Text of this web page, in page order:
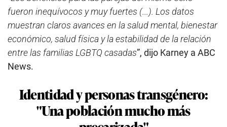
fueron inequívocos y muy fuertes (...). Los datos
muestran claros avances en la salud mental, bienestar
económico, salud física y la estabilidad de la relación
entre las familias LGBTQ casadas”, dijo Karney a ABC
News.
Identidad y personas transgénero:
"Una población mucho más